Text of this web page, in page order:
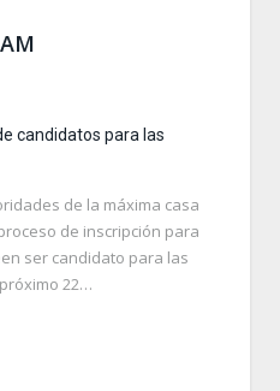
candidatos para las
de la máxima casa
de inscripción para
ser candidato para las
22…